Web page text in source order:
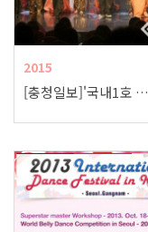
2015
[충청일보]'국내1호 벨리댄스 안무가' 안유진 20주년 공연, 성황리에 막 내려